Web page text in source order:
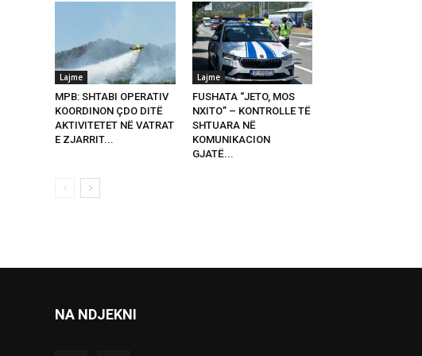
Lajme
MPB: SHTABI OPERATIV
KOORDINON ÇDO DITË
AKTIVITETET NË VATRAT
E ZJARRIT...
Lajme
FUSHATA “JETO, MOS
NXITO” – KONTROLLE TË
SHTUARA NË
KOMUNIKACION
GJATË...
NA NDJEKNI